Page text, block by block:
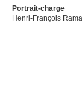
Portrait-charge
Henri-François